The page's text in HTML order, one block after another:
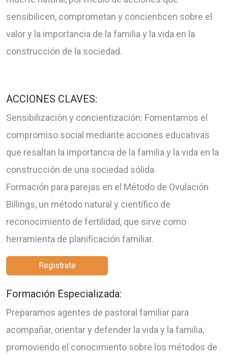
sensibilicen, comprometan y concienticen sobre el
valor y la importancia de la familia y la vida en la
construcción de la sociedad.
ACCIONES CLAVES:
Sensibilización y concientización: Fomentamos el
compromiso social mediante acciones educativas
que resaltan la importancia de la familia y la vida en la
construcción de una sociedad sólida
Formación para parejas en el Método de Ovulación
Billings, un método natural y científico de
reconocimiento de fertilidad, que sirve como
herramienta de planificación familiar.
Registrate
Formación Especializada:
Preparamos agentes de pastoral familiar para
acompañar, orientar y defender la vida y la familia,
promoviendo el conocimiento sobre los métodos de